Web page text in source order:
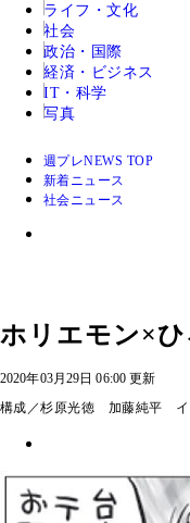
ライフ・文化
社会
政治・国際
経済・ビジネス
IT・科学
写真
週プレNEWS TOP
新着ニュース
社会ニュース
ホリエモン×
2020年03月29日 06:00 更新
構成／杉原光徳 加藤純平 イ